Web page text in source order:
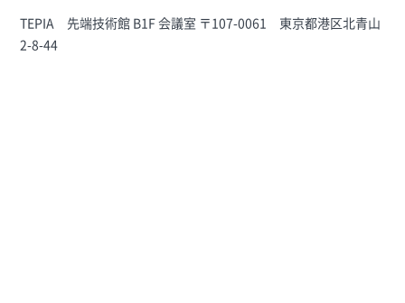
TEPIA 先端技術館 B1F 会議室 〒107-0061 東京都港区北青山
2-8-44